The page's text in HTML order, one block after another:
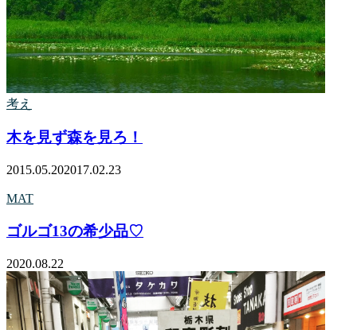
考え
木を見ず森を見ろ！
2015.05.202017.02.23
MAT
ゴルゴ13の希少品♡
2020.08.22